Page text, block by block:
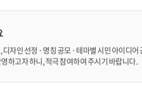
자인 선정 · 명칭 공모 · 테마별 시민 아이디어
하고자 하니, 적극 참여하여 주시기 바랍니다.